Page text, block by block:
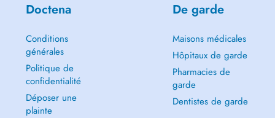
Doctena
Conditions
générales
Politique de
confidentialité
Déposer une
plainte
De garde
Maisons médicales
Hôpitaux de garde
Pharmacies de
garde
Dentistes de garde